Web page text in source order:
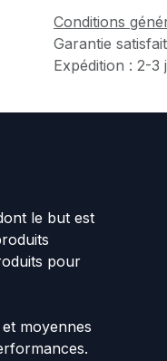
Conditions
Garantie
Expédition : 2-
le but est
pour
moyennes